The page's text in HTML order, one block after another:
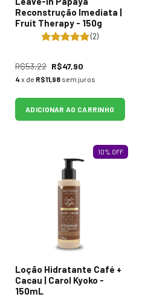
Reconstrução Imediata |
Fruit Therapy - 150g
(2)
R$53,22 R$47,90
4 x de R$11,98 sem juros
ADICIONAR AO CARRINHO
10% OFF
Loção Hidratante Café +
Cacau | Carol Kyoko -
150mL